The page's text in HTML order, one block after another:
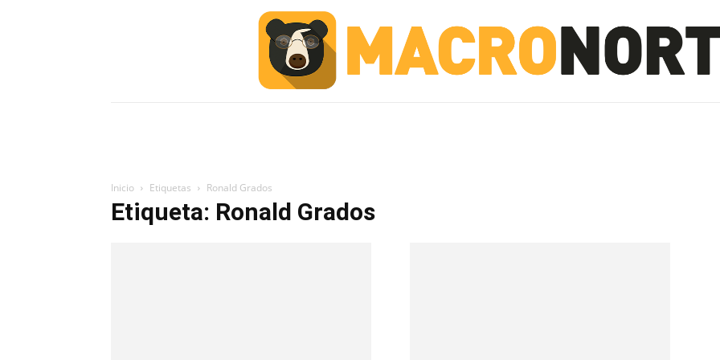
Inicio Etiquetas Ronald Grados
Etiqueta: Ronald Grados